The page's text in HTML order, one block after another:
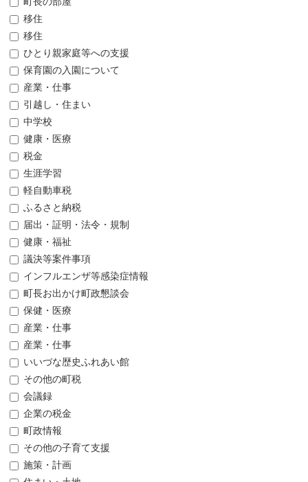
移住
移住
ひとり親家庭等への支援
保育園の入園について
産業・仕事
引越し・住まい
中学校
健康・医療
税金
生涯学習
軽自動車税
ふるさと納税
届出・証明・法令・規制
健康・福祉
議決等案件事項
インフルエンザ等感染症情報
町長お出かけ町政懇談会
保健・医療
産業・仕事
産業・仕事
いいづな歴史ふれあい館
その他の町税
会議録
企業の税金
町政情報
その他の子育て支援
施策・計画